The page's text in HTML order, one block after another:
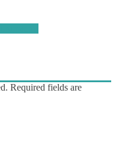
Required fields are